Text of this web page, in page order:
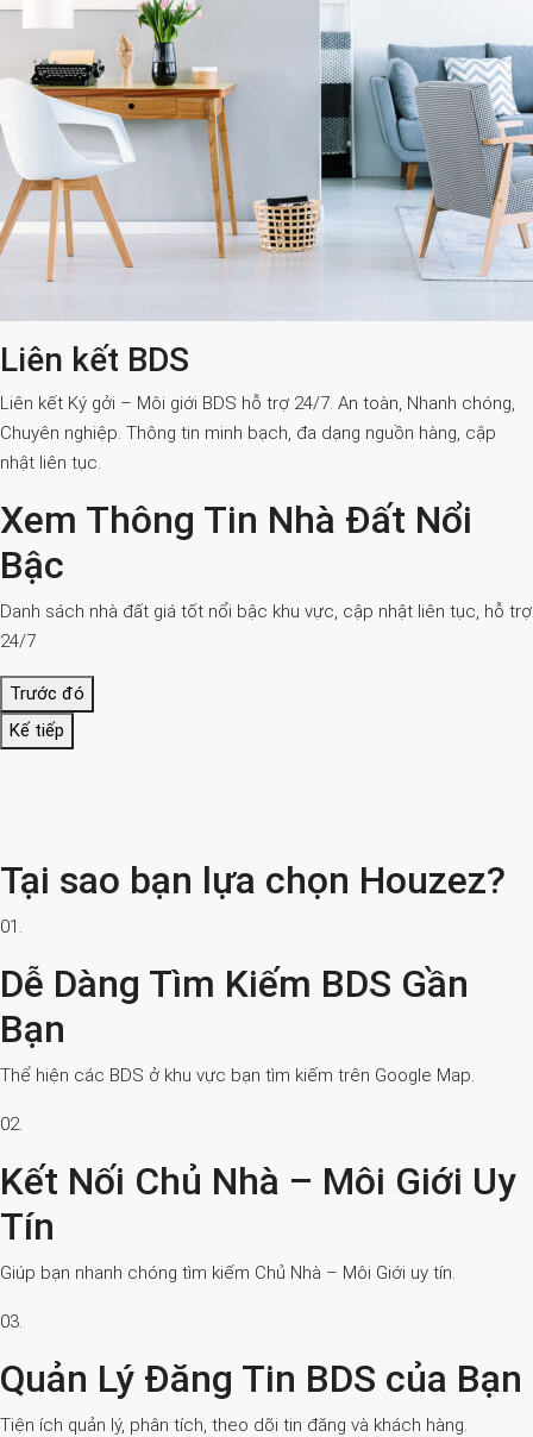
Liên kết BDS
Liên kết Ký gởi – Môi giới BDS hỗ trợ 24/7. An toàn, Nhanh chóng,
Chuyên nghiệp. Thông tin minh bạch, đa dạng nguồn hàng, cập
nhật liên tục.
Xem Thông Tin Nhà Đất Nổi
Bậc
Danh sách nhà đất giá tốt nổi bậc khu vực, cập nhật liên tục, hỗ trợ
24/7
Trước đó
Kế tiếp
Tại sao bạn lựa chọn Houzez?
01.
Dễ Dàng Tìm Kiếm BDS Gần
Bạn
Thể hiện các BDS ở khu vực bạn tìm kiếm trên Google Map.
02.
Kết Nối Chủ Nhà – Môi Giới Uy
Tín
Giúp bạn nhanh chóng tìm kiếm Chủ Nhà – Môi Giới uy tín.
03.
Quản Lý Đăng Tin BDS của Bạn
Tiện ích quản lý, phân tích, theo dõi tin đăng và khách hàng.